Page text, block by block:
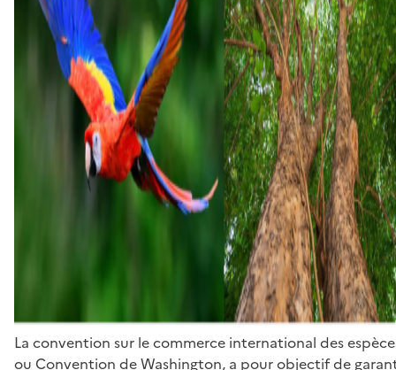
La convention sur le commerce international des
ou Convention de Washington, a pour objectif de